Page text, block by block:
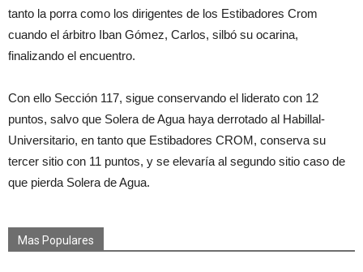
tanto la porra como los dirigentes de los Estibadores Crom
cuando el árbitro Iban Gómez, Carlos, silbó su ocarina,
finalizando el encuentro.
Con ello Sección 117, sigue conservando el liderato con 12
puntos, salvo que Solera de Agua haya derrotado al Habillal-
Universitario, en tanto que Estibadores CROM, conserva su
tercer sitio con 11 puntos, y se elevaría al segundo sitio caso de
que pierda Solera de Agua.
Mas Populares